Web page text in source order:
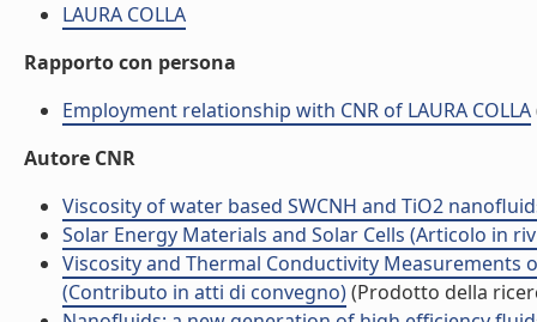
LAURA COLLA
Rapporto con persona
Employment relationship with CNR of LAURA COLLA
Autore CNR
Viscosity of water based SWCNH and TiO2
Solar Energy Materials and Solar Cells (Articolo in
Viscosity and Thermal Conductivity
(Contributo in atti di convegno)(Prodotto della